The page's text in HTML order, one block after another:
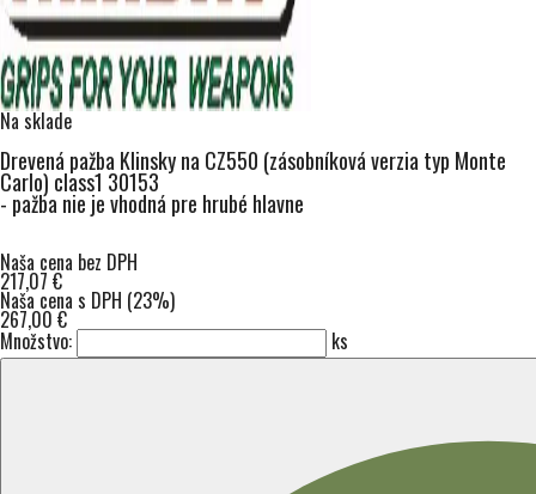
Na sklade
Drevená pažba Klinsky na CZ550 (zásobníková verzia typ Monte
Carlo) class1 30153
- pažba nie je vhodná pre hrubé hlavne
Naša cena bez DPH
217,07 €
Naša cena s DPH (23%)
267,00 €
Množstvo: ks